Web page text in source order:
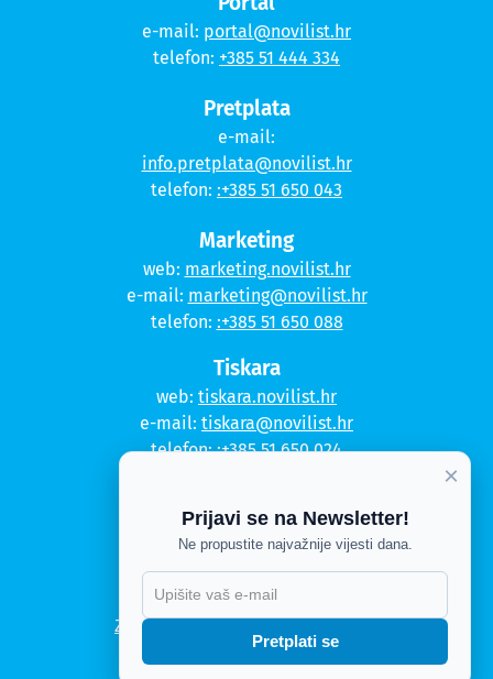
e-mail: portal@novilist.hr
telefon: +385 51 444 334
Pretplata
e-mail:
info.pretplata@novilist.hr
telefon: :+385 51 650 043
Marketing
web: marketing.novilist.hr
e-mail: marketing@novilist.hr
telefon: :+385 51 650 088
Tiskara
web: tiskara.novilist.hr
e-mail: tiskara@novilist.hr
telefon::+385 51 650 024
Kontakt
Politika privatnosti
Politika kolačića
Zahtjev za pristup informacijama
Impressum
×
Prijavi se na Newsletter!
Ne propustite najvažnije vijesti dana.
Pretplati se